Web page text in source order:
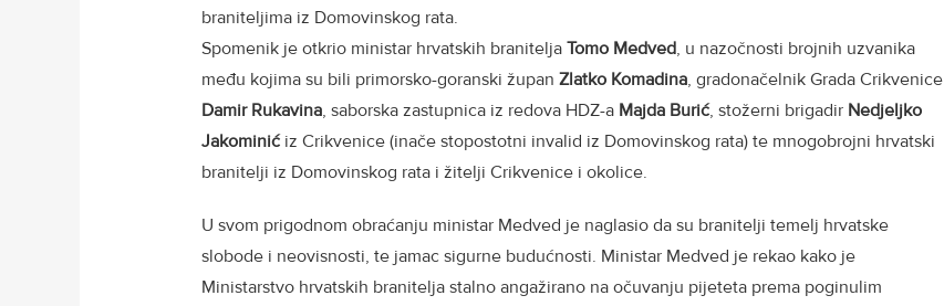
braniteljima iz Domovinskog rata.
Spomenik je otkrio ministar hrvatskih branitelja Tomo Medved, u nazočnosti brojnih uzvanika
među kojima su bili primorsko-goranski župan Zlatko Komadina, gradonačelnik Grada Crikvenice
Damir Rukavina, saborska zastupnica iz redova HDZ-a Majda Burić, stožerni brigadir Nedjeljko
Jakominićiz Crikvenice (inače stopostotni invalid iz Domovinskog rata) te mnogobrojni hrvatski
branitelji iz Domovinskog rata i žitelji Crikvenice i okolice.
U svom prigodnom obraćanju ministar Medved je naglasio da su branitelji temelj hrvatske
slobode i neovisnosti, te jamac sigurne budućnosti. Ministar Medved je rekao kako je
Ministarstvo hrvatskih branitelja stalno angažirano na očuvanju pijeteta prema poginulim